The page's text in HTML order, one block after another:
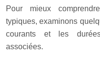
Pour mieux
typiques, examinons
courants et les
associées.